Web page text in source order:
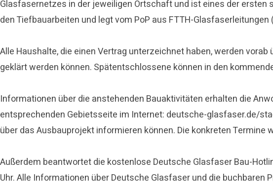
Glasfasernetzes in der jeweiligen Ortschaft und ist eines der
den Tiefbauarbeiten und legt vom PoP aus FTTH-
Alle Haushalte, die einen Vertrag unterzeichnet haben, werden
geklärt werden können. Spätentschlossene können in den
Informationen über die anstehenden Bauaktivitäten erhalten die
entsprechenden Gebietsseite im Internet: deutsche-glasfaser.de/
über das Ausbauprojekt informieren können. Die konkreten Termine
Außerdem beantwortet die kostenlose Deutsche Glasfaser Bau-
Uhr. Alle Informationen über Deutsche Glasfaser und die buchbaren